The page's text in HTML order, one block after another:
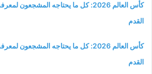
كأس العالم 2026: كل ما يحتاجه
القدم
كأس العالم 2026: كل ما يحتاجه
القدم